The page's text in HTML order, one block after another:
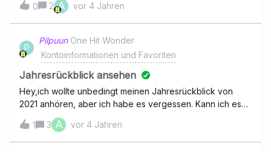
Cent ab-und wieder zurück gebucht.Soweit alles Gut. Wir
sind auch äußerst zufrieden. Nur sollte ja nach Ablauf der
drei Monate das Probeabo DeezerFamily in ein reguläres
Abo übergehen. Dafür auch die
Einzugsermaechtigung.Seit heute Morgen bin ich aber auf
Free « degradiert », das Profil meiner Frau ist komplett
verschwunden.Im Vorfeld habe ich keine Informationen
oder Hinweise bekommen, dass ich aktiv etwas
verlängern muss.Auch kein Button in Sicht, wo ich den
alten Zustand (kostenpflichtig, klar) wieder herstellen
0 2 A vor 4 Jahren
P
Pilpuun One Hit Wonder
Kontoinformationen und Favoriten
Jahresrückblick ansehen
Hey,ich wollte unbedingt meinen Jahresrückblick von
2021 anhören, aber ich habe es vergessen. Kann ich es
jetzt noch anhören?
1
3 A vor 4 Jahren